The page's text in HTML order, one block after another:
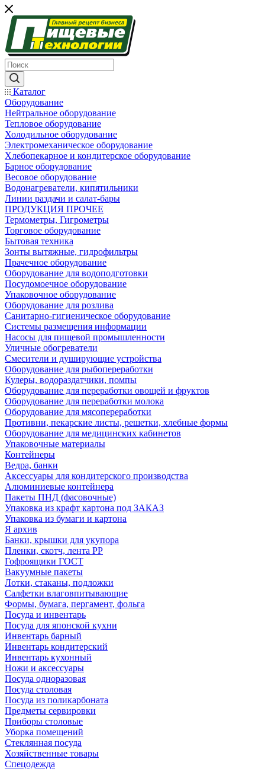
Каталог
Оборудование
Нейтральное оборудование
Тепловое оборудование
Холодильное оборудование
Электромеханическое оборудование
Хлебопекарное и кондитерское оборудование
Барное оборудование
Весовое оборудование
Водонагреватели, кипятильники
Линии раздачи и салат-бары
ПРОДУКЦИЯ ПРОЧЕЕ
Термометры, Гигрометры
Торговое оборудование
Бытовая техника
Зонты вытяжные, гидрофильтры
Прачечное оборудование
Оборудование для водоподготовки
Посудомоечное оборудование
Упаковочное оборудование
Оборудование для розлива
Санитарно-гигиеническое оборудование
Системы размещения информации
Насосы для пищевой промышленности
Уличные обогреватели
Смесители и душирующие устройства
Оборудование для рыбопереработки
Кулеры, водораздатчики, помпы
Оборудование для переработки овощей и фруктов
Оборудование для переработки молока
Оборудование для мясопереработки
Противни, пекарские листы, решетки, хлебные формы
Оборудование для медицинских кабинетов
Упаковочные материалы
Контейнеры
Ведра, банки
Аксессуары для кондитерского производства
Алюминиевые контейнера
Пакеты ПНД (фасовочные)
Упаковка из крафт картона под ЗАКАЗ
Упаковка из бумаги и картона
Я архив
Банки, крышки для укупора
Пленки, скотч, лента РР
Гофроящики ГОСТ
Вакуумные пакеты
Лотки, стаканы, подложки
Салфетки влаговпитывающие
Формы, бумага, пергамент, фольга
Посуда и инвентарь
Посуда для японской кухни
Инвентарь барный
Инвентарь кондитерский
Инвентарь кухонный
Ножи и аксессуары
Посуда одноразовая
Посуда столовая
Посуда из поликарбоната
Предметы сервировки
Приборы столовые
Уборка помещений
Стеклянная посуда
Хозяйственные товары
Спецодежда